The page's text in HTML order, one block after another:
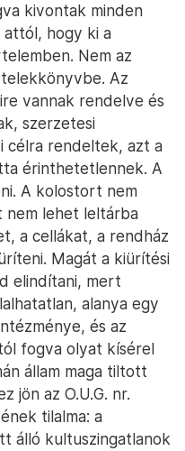
kivontak minden
hogy ki a
Nem az
Az
vannak rendelve és
szerzetesi
célra rendeltek, azt a
érinthetetlennek. A
A kolostort nem
nem lehet leltárba
a cellákat, a rendház
Magát a kiürítési
elindítani, mert
alanya egy
és az
fogva olyat kísérel
állam maga tiltott
jön az O.U.G. nr.
tilalma: a
álló kultuszingatlanok